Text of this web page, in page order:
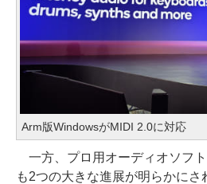
Arm版WindowsがMIDI 2.0に対応
一方、プロ用オーディオソフ
も2つの大きな進展が明らかに